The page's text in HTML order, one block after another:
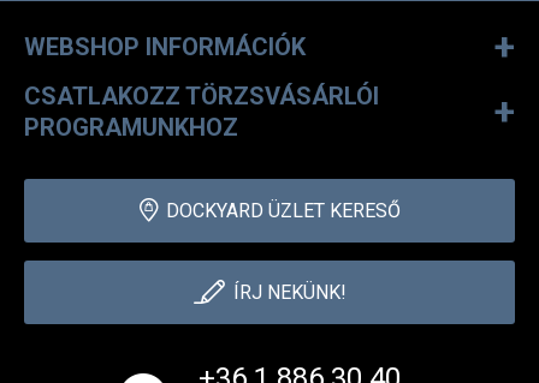
WEBSHOP INFORMÁCIÓK +
CSATLAKOZZ TÖRZSVÁSÁRLÓI
PROGRAMUNKHOZ
+
DOCKYARD ÜZLET KERESŐ
ÍRJ NEKÜNK!